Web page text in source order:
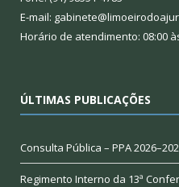
E-mail:
Horário de atendimento: 08:00
ÚLTIMAS PUBLICAÇÕES
Consulta Pública – PPA
Regimento Interno da 13ª